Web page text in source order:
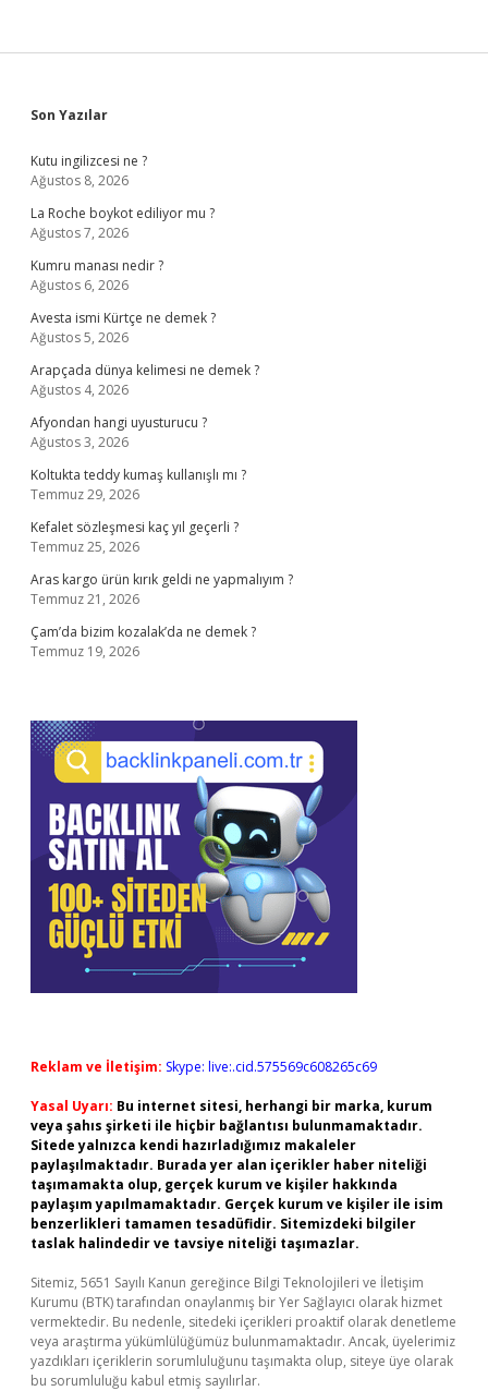
Sidebar
Son Yazılar
Kutu ingilizcesi ne ?
Ağustos 8, 2026
La Roche boykot ediliyor mu ?
Ağustos 7, 2026
Kumru manası nedir ?
Ağustos 6, 2026
Avesta ismi Kürtçe ne demek ?
Ağustos 5, 2026
Arapçada dünya kelimesi ne demek ?
Ağustos 4, 2026
Afyondan hangi uyusturucu ?
Ağustos 3, 2026
Koltukta teddy kumaş kullanışlı mı ?
Temmuz 29, 2026
Kefalet sözleşmesi kaç yıl geçerli ?
Temmuz 25, 2026
Aras kargo ürün kırık geldi ne yapmalıyım ?
Temmuz 21, 2026
Çam’da bizim kozalak’da ne demek ?
Temmuz 19, 2026
Reklam ve İletişim: Skype: live:.cid.575569c608265c69
Yasal Uyarı: Bu internet sitesi, herhangi bir marka, kurum
veya şahıs şirketi ile hiçbir bağlantısı bulunmamaktadır.
Sitede yalnızca kendi hazırladığımız makaleler
paylaşılmaktadır. Burada yer alan içerikler haber niteliği
taşımamakta olup, gerçek kurum ve kişiler hakkında
paylaşım yapılmamaktadır. Gerçek kurum ve kişiler ile isim
benzerlikleri tamamen tesadüfidir. Sitemizdeki bilgiler
taslak halindedir ve tavsiye niteliği taşımazlar.
Sitemiz, 5651 Sayılı Kanun gereğince Bilgi Teknolojileri ve İletişim
Kurumu (BTK) tarafından onaylanmış bir Yer Sağlayıcı olarak hizmet
vermektedir. Bu nedenle, sitedeki içerikleri proaktif olarak denetleme
veya araştırma yükümlülüğümüz bulunmamaktadır. Ancak, üyelerimiz
yazdıkları içeriklerin sorumluluğunu taşımakta olup, siteye üye olarak
bu sorumluluğu kabul etmiş sayılırlar.